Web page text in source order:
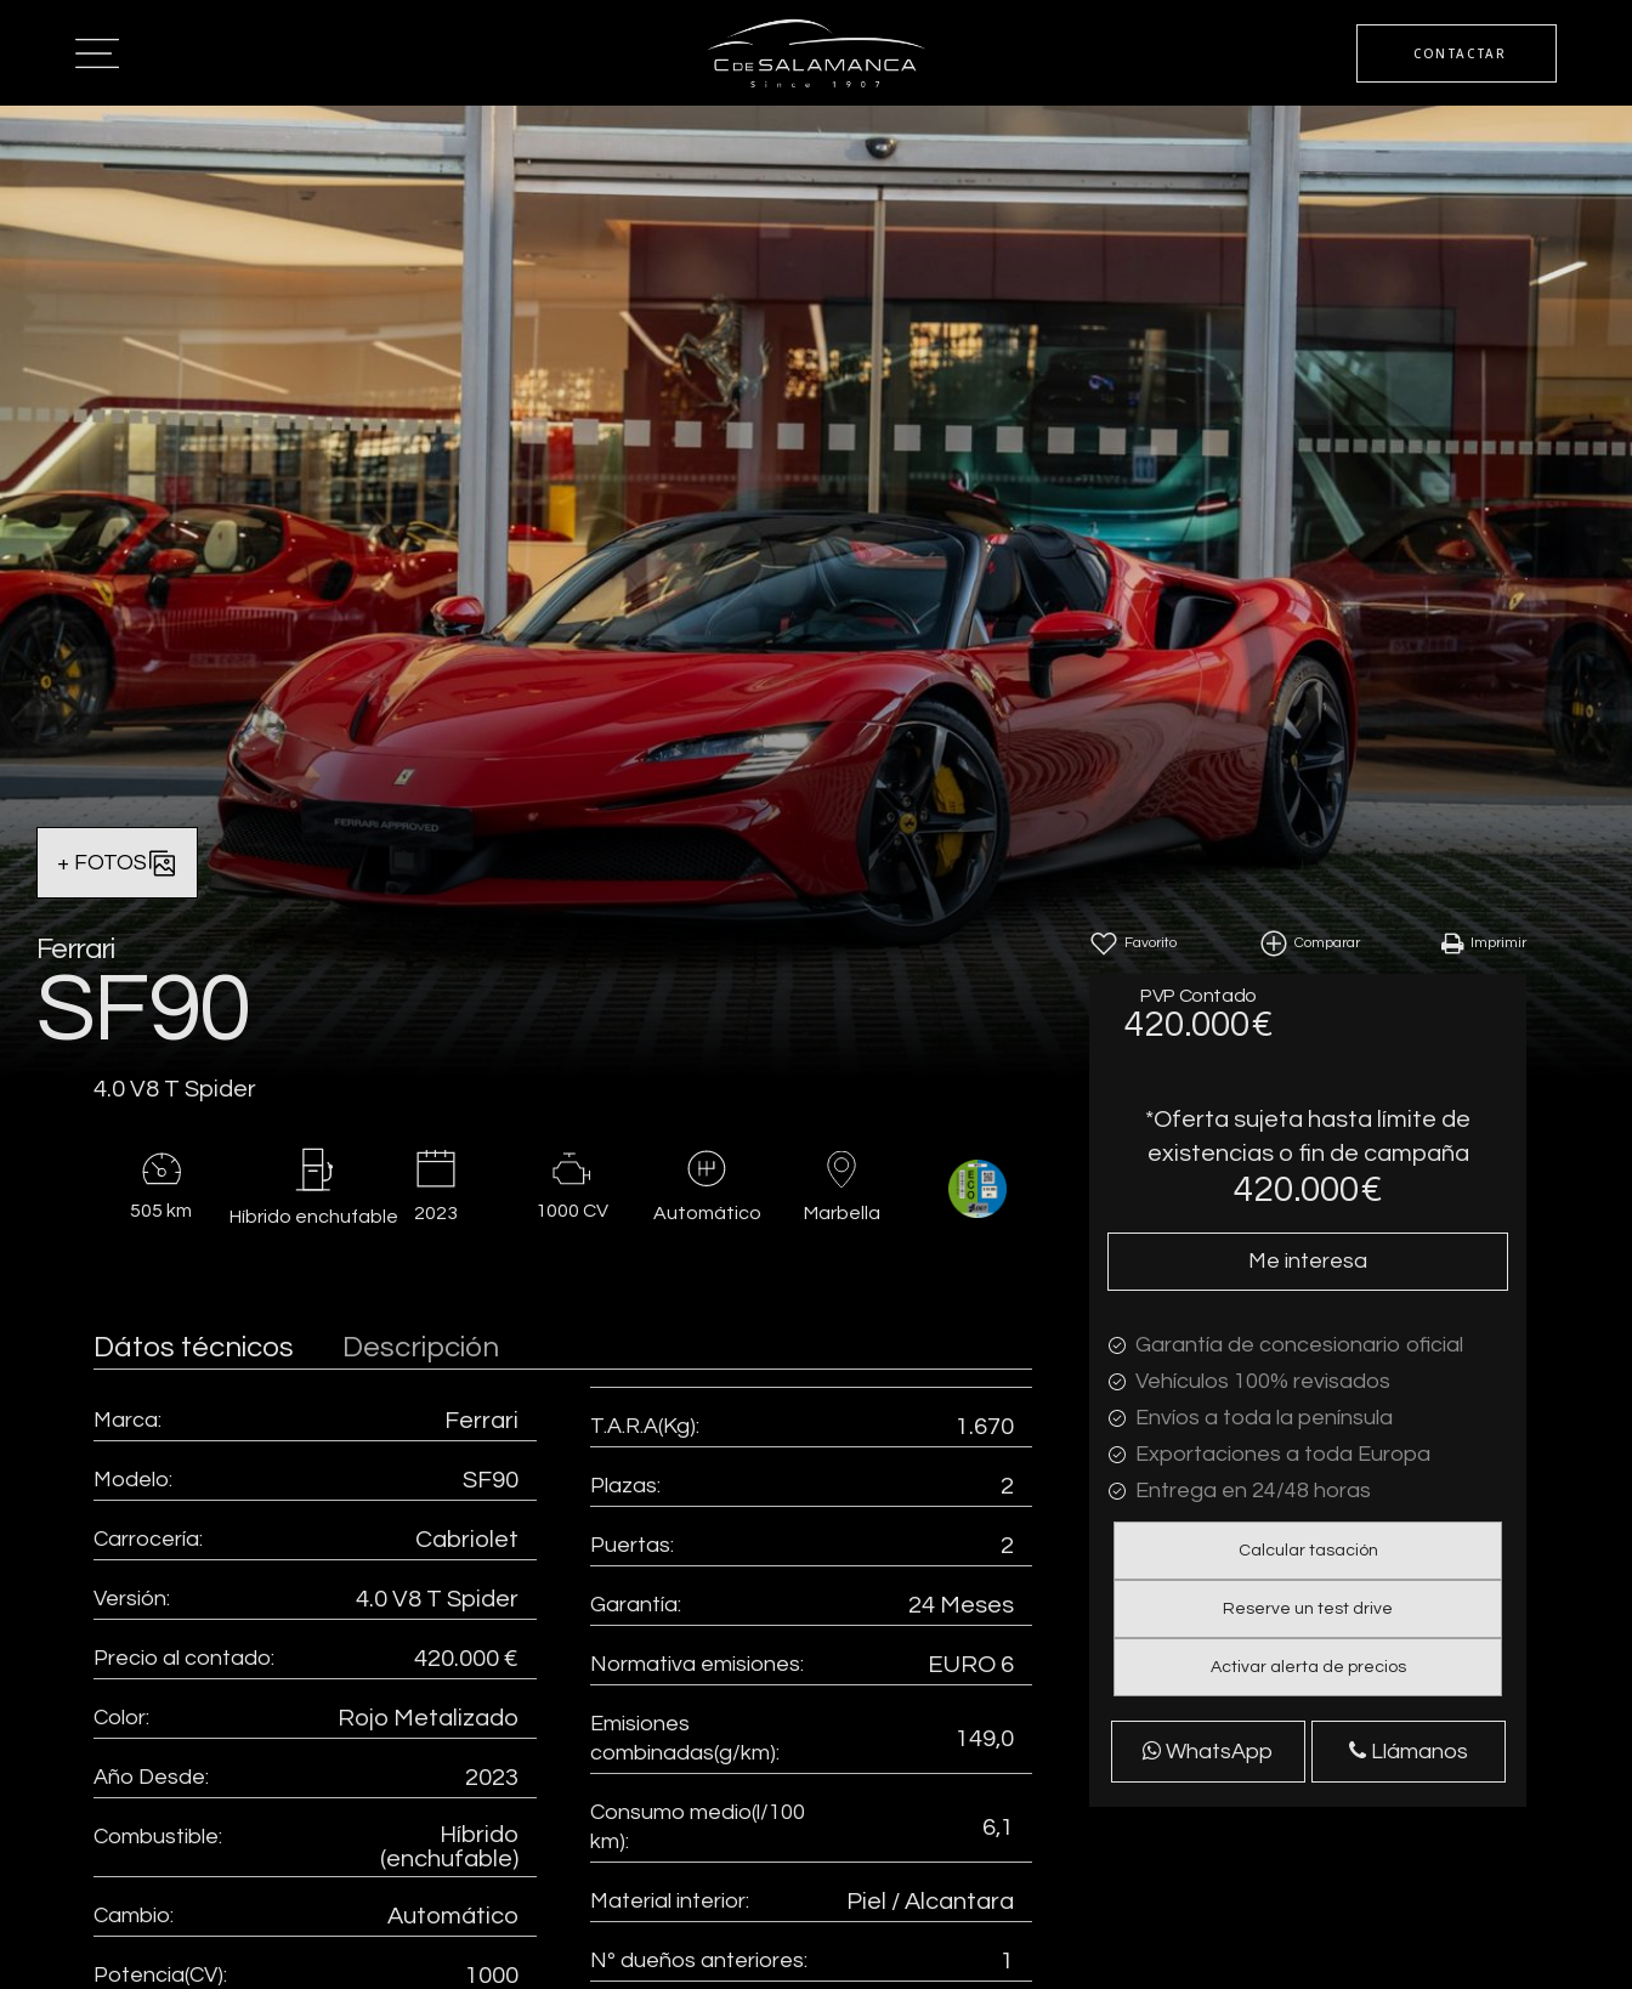
CONTACTAR
+ FOTOS
Ferrari
SF90
4.0 V8 T Spider
505 km Híbrido enchufable 2023 1000 CV Automático Marbella
Favorito Comparar Imprimir
PVP Contado
420.000€
*Oferta sujeta hasta límite de
existencias o fin de campaña
420.000€
Me interesa
Garantía de concesionario oficial
Vehículos 100% revisados
Envíos a toda la península
Exportaciones a toda Europa
Entrega en 24/48 horas
Calcular tasación
Reserve un test drive
Activar alerta de precios
WhatsApp Llámanos
Dátos técnicos Descripción
Marca: Ferrari
Modelo: SF90
Carrocería: Cabriolet
Versión: 4.0 V8 T Spider
Precio al contado: 420.000 €
Color: Rojo Metalizado
Año Desde: 2023
Combustible:
Híbrido
(enchufable)
Cambio: Automático
Potencia(CV): 1000
T.A.R.A(Kg): 1.670
Plazas: 2
Puertas: 2
Garantía: 24 Meses
Normativa emisiones: EURO 6
Emisiones
combinadas(g/km):
149,0
Consumo medio(l/100
km):
6,1
Material interior: Piel / Alcantara
Nº dueños anteriores: 1